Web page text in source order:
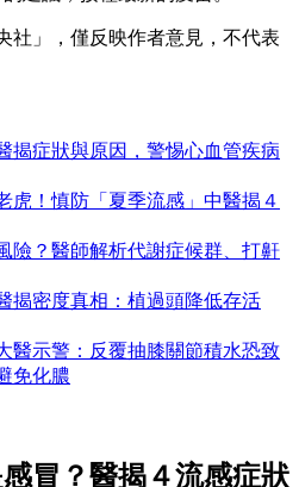
社」，僅反映作者意見，不代表
揭症狀與原因，警惕心血管疾病
虎！慎防「夏季流感」中醫揭４
險？醫師解析代謝症候群、打鼾
揭密度真相：植過頭降低存活
醫示警：反覆抽膝關節積水恐致
免化膿
冒？醫揭４流感症狀